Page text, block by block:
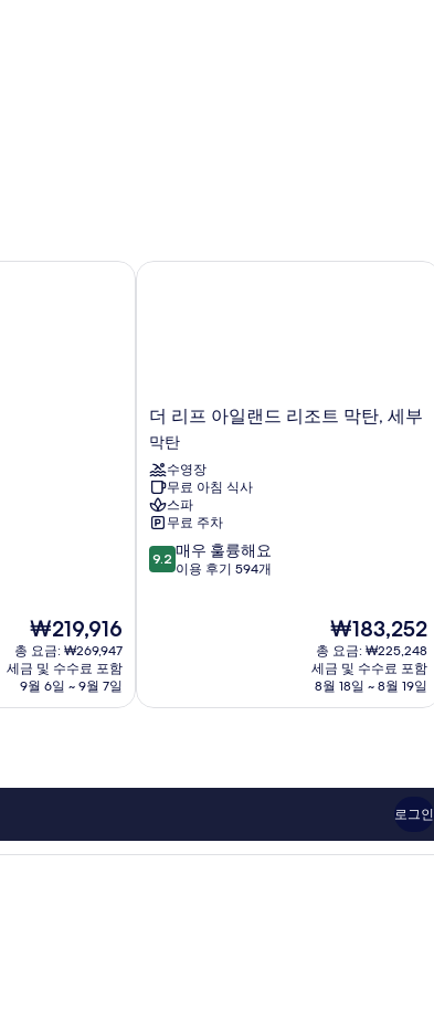
현
재
요
금
₩219,916
₩219,916
총 요금: ₩269,947
세금 및 수수료 포함
9월 6일 ~ 9월 7일
더
리
프
아
일
랜
드
리
조
탄
더 리프 아일랜드 리조트 막탄, 세부
막탄
수영장
무료 아침 식사
스파
무료 주차
10
점
우
요,
후
9.2 매우 훌륭해요
이용 후기 594개
현
재
요
금
₩183,252
₩183,252
총 요금: ₩225,248
세금 및 수수료 포함
8월 18일 ~ 8월 19일
더 리프 아일랜드 리조트 막탄, 세부
로그인